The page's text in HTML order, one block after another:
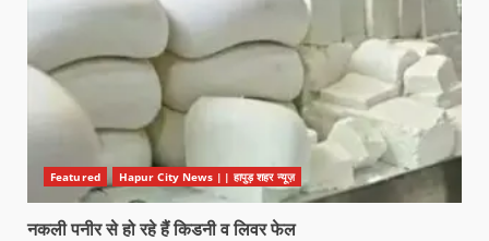
Featured Hapur City News || हापुड़ शहर न्यूज़
नकली पनीर से हो रहे हैं किडनी व लिवर फेल